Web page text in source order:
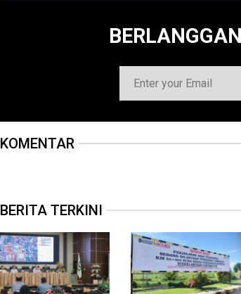
KOMENTAR
BERITA TERKINI